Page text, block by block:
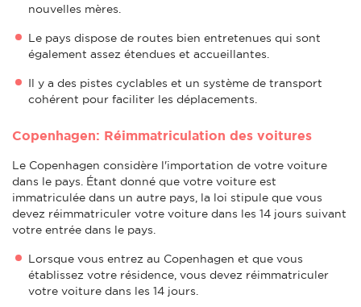
nouvelles mères.
Le pays dispose de routes bien entretenues qui sont
également assez étendues et accueillantes.
Il y a des pistes cyclables et un système de transport
cohérent pour faciliter les déplacements.
Copenhagen: Réimmatriculation des voitures
Le Copenhagen considère l'importation de votre voiture
dans le pays. Étant donné que votre voiture est
immatriculée dans un autre pays, la loi stipule que vous
devez réimmatriculer votre voiture dans les 14 jours suivant
votre entrée dans le pays.
Lorsque vous entrez au Copenhagen et que vous
établissez votre résidence, vous devez réimmatriculer
votre voiture dans les 14 jours.